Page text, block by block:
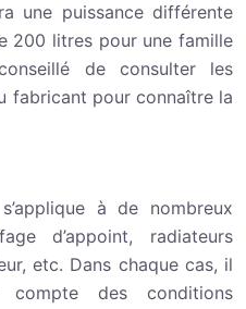
une puissance différente
200 litres pour une famille
de consulter les
fabricant pour connaître la
à de nombreux
d’appoint, radiateurs
etc. Dans chaque cas, il
des conditions